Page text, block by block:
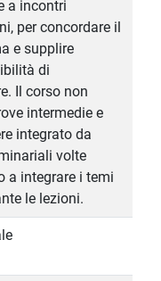
a incontri
per concordare il
e supplire
di
Il corso non
intermedie e
integrato da
volte
a integrare i temi
le lezioni.